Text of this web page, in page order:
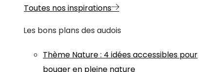
Toutes nos inspirations
Les bons plans des audois
Thème Nature: 4 idées accessibles pour
bouger en pleine nature